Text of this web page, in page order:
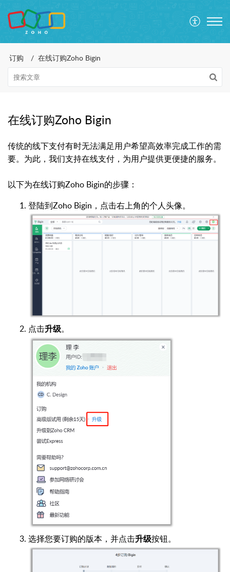
订购 在线订购Zoho Bigin
在线订购Zoho Bigin
传统的线下支付有时无法满足用户希望高效率完成工作的需
要。为此，我们支持在线支付，为用户提供更便捷的服务。
以下为在线订购Zoho Bigin的步骤：
登陆到Zoho Bigin，点击右上角的个人头像。
点击升级。
选择您要订购的版本，并点击升级按钮。